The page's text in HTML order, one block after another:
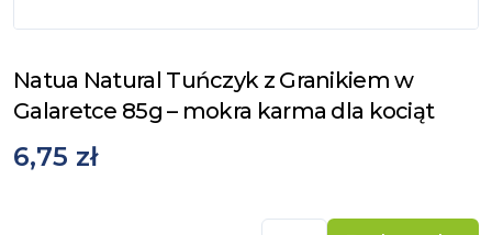
Natua Natural Tuńczyk z Granikiem w
Galaretce 85g – mokra karma dla kociąt
6,75 zł